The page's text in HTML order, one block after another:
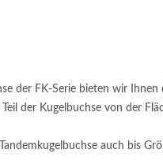
der FK-Serie bieten wir
der Kugelbuchse von der
auch bis